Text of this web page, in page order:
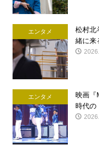
エンタメ
松村北
緒に来
エンタメ
映画
時代の